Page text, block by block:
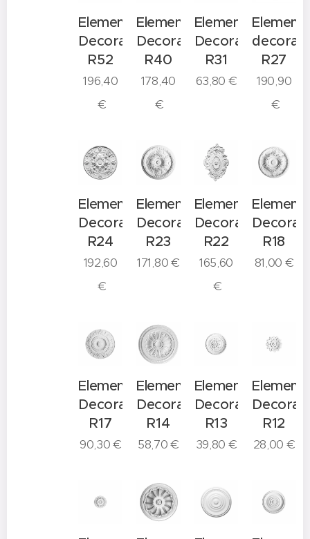
Elemento
Decorativo
R52
196,40
€
Elemento
Decorativo
R40
178,40
€
Elemento
Decorativo
R31
63,80 €
R27
190,90
€
Elemento
Decorativo
R24
192,60
€
Elemento
Decorativo
R23
171,80€
Elemento
Decorativo
R22
165,60
€
R18
81,00 €
Elemento
Decorativo
R17
90,30€
Elemento
Decorativo
R14
58,70€
Elemento
Decorativo
R13
39,80 €
R12
28,00 €